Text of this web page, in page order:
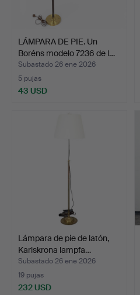
LÁMPARA DE PIE. Un
Boréns modelo 7236 de l…
Subastado 26 ene 2026
5 pujas
43 USD
Lámpara de pie de latón,
Karlskrona lampfa…
Subastado 26 ene 2026
19 pujas
232 USD